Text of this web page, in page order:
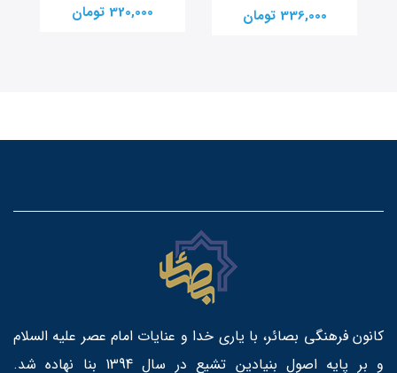
336,000 تومان 320,000 تومان
کانون فرهنگی بصائر، با یاری خدا و عنایات امام عصر علیه السلام
و بر پایه اصول بنیادین تشیع در سال 1394 بنا نهاده شد.